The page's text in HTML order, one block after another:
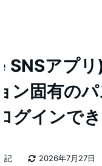
SNSアプ
ン固有の
グインで
2026年7月27日
記